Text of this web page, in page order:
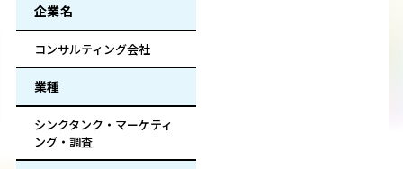
企業名
コンサルティング会社
業種
シンクタンク・マーケティ
ング・調査